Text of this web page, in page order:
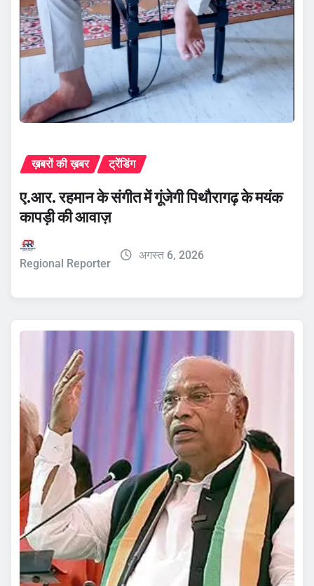
ख़बरों की ख़बर ट्रेंडिंग
ए.आर. रहमान के संगीत में गूंजेगी पिथौरागढ़ के मयंक
कापड़ी की आवाज़
Regional Reporter
अगस्त 6, 2026